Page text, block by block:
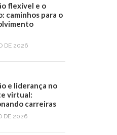
flexível e o
caminhos para o
DE 2026
e liderança no
virtual:
carreiras
DE 2026